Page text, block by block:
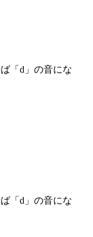
「d」の音にな
「d」の音にな